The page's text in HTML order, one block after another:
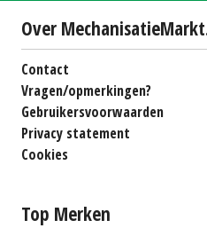
Over
Contact
Vragen/opmerkingen?
Gebruikersvoorwaarden
Privacy statement
Cookies
Top Merken